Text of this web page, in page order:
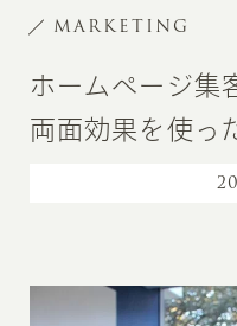
MARKETING
ホームページ集
両面効果を使っ